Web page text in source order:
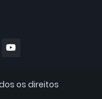
os direitos